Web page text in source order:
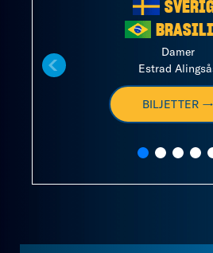
Damer
Estrad
BILJETTER →